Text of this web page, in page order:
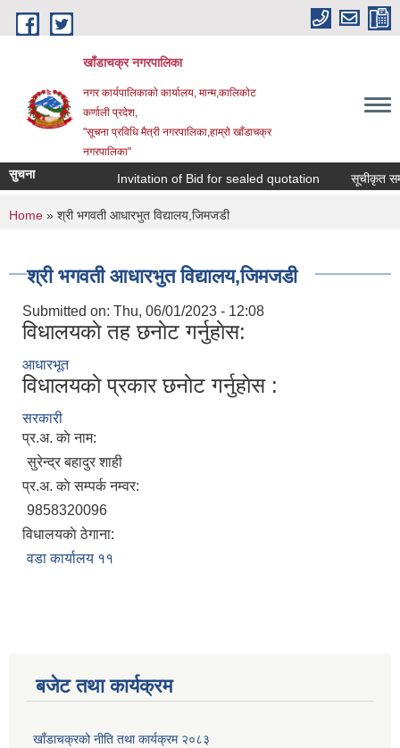
Skip to main content
खाँडाचक्र नगरपालिका
नगर कार्यपालिकाकाे कार्यालय, मान्म,कालिकाेट
क‍र्णाली प्रदेश,
"सूचना प्रविधि मैत्री नगरपालिका,हाम्राे खाँडाचक्र
नगरपालिका"
सुचना Invitation of Bid for sealed quotation सूचीकृत
You are here
Home » श्री भगवती आधारभुत विद्यालय,जिमजडी
श्री भगवती आधारभुत विद्यालय,जिमजडी
Submitted on: Thu, 06/01/2023 - 12:08
विधालयकाे तह छनाेट गर्नुहाेस:
आधारभूत
विधालयकाे प्रकार छनाेट गर्नुहाेस :
सरकारी
प्र.अ. काे नाम:
सुरेन्द्र बहादुर शाही
प्र.अ. काे सम्पर्क नम्वर:
9858320096
विधालयकाे ठेगाना:
वडा कार्यालय ११
बजेट तथा कार्यक्रम
खाँडाचक्रको नीति तथा कार्यक्रम २०८३